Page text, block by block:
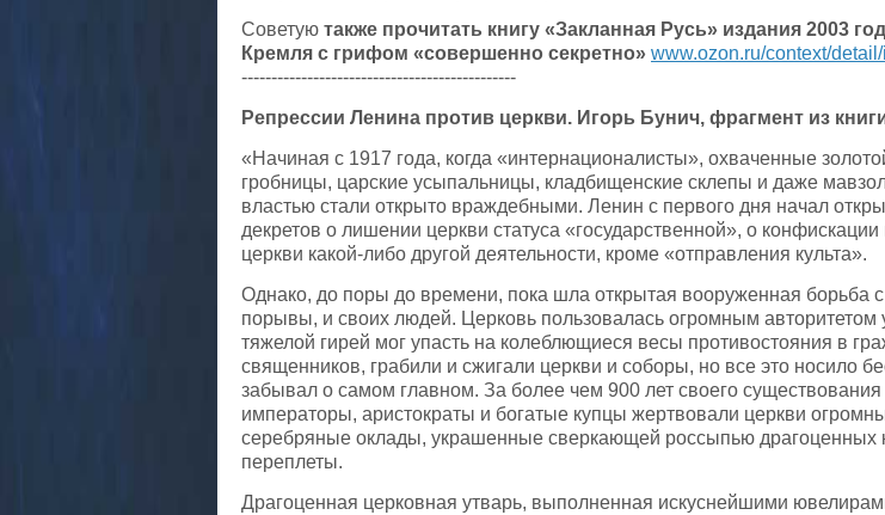
Советую также прочитать книгу «Закланная Русь» издания 2003
Кремля с грифом «совершенно секретно» www.ozon.ru/context/
----------------------------------------------
Репрессии Ленина против церкви. Игорь Бунич, фрагмент из
«Начиная с 1917 года, когда «интернационалисты», охваченные
гробницы, царские усыпальницы, кладбищенские склепы и даже
властью стали открыто враждебными. Ленин с первого дня начал
декретов о лишении церкви статуса «государственной», о
церкви какой-либо другой деятельности, кроме «отправления культа».
Однако, до поры до времени, пока шла открытая вооруженная борьба
порывы, и своих людей. Церковь пользовалась огромным авторитетом
тяжелой гирей мог упасть на колеблющиеся весы противостояния в
священников, грабили и сжигали церкви и соборы, но все это носило
забывал о самом главном. За более чем 900 лет своего
императоры, аристократы и богатые купцы жертвовали церкви
серебряные оклады, украшенные сверкающей россыпью драгоценных
переплеты.
Драгоценная церковная утварь, выполненная искуснейшими